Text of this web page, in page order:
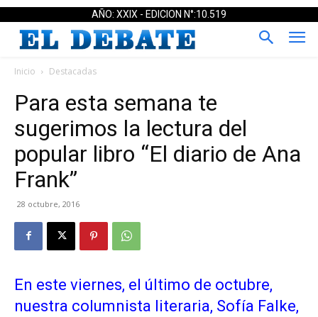
AÑO: XXIX - EDICION N°:10.519
Inicio Destacadas
Para esta semana te
sugerimos la lectura del
popular libro “El diario de Ana
Frank”
28 octubre, 2016
En este viernes, el último de octubre,
nuestra columnista literaria, Sofía Falke,